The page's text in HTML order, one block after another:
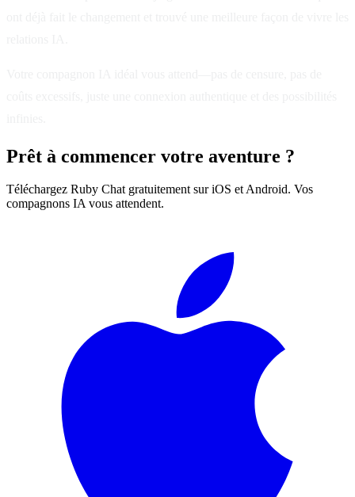
Prêt à commencer votre aventure ?
Téléchargez Ruby Chat gratuitement sur iOS et Android. Vos
compagnons IA vous attendent.